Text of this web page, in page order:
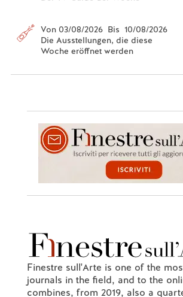
Von 03/08/2026 Bis 10/08/2026
Die Ausstellungen, die diese
Woche eröffnet werden
Finestre sull'Arte is one of the
journals in the field, and to the
combines, from 2019, also a